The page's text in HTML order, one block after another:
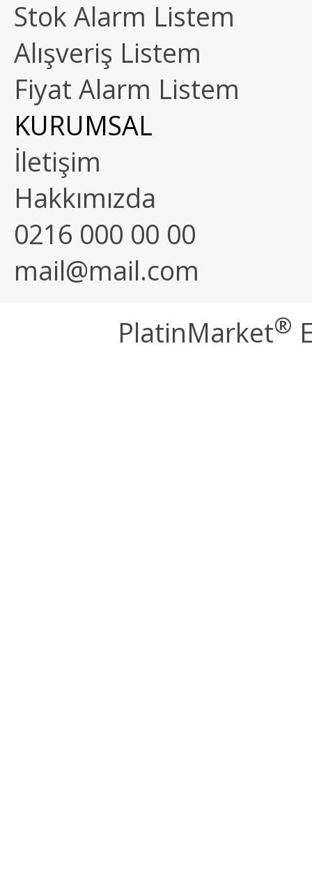
Stok Alarm Listem
Alışveriş Listem
Fiyat Alarm Listem
KURUMSAL
İletişim
Hakkımızda
0216 000 00 00
mail@mail.com
PlatinMarket®